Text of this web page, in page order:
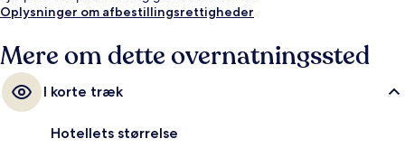
Oplysninger om afbestillingsrettigheder
Mere om dette overnatningssted
I korte træk
Hotellets størrelse